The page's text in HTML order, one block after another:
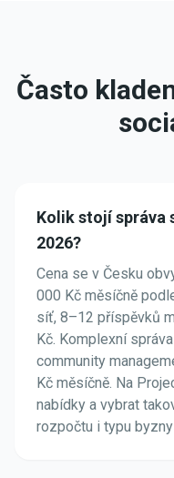
Často
Kolik stojí správa
2026?
Cena se v Česku
000 Kč měsíčně
síť, 8–12 příspěvků
Kč. Komplexní
community
Kč měsíčně. Na
nabídky a vybrat
rozpočtu i typu